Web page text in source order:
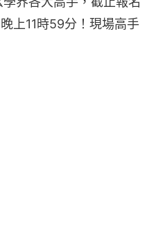
上11時59分！現場高手